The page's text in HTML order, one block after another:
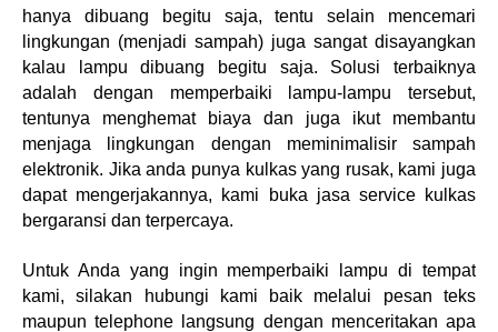
hanya dibuang begitu saja, tentu selain mencemari
lingkungan (menjadi sampah) juga sangat disayangkan
kalau lampu dibuang begitu saja. Solusi terbaiknya
adalah dengan memperbaiki lampu-lampu tersebut,
tentunya menghemat biaya dan juga ikut membantu
menjaga lingkungan dengan meminimalisir sampah
elektronik. Jika anda punya kulkas yang rusak, kami juga
dapat mengerjakannya, kami buka jasa service kulkas
bergaransi dan terpercaya.
Untuk Anda yang ingin memperbaiki lampu di tempat
kami, silakan hubungi kami baik melalui pesan teks
maupun telephone langsung dengan menceritakan apa